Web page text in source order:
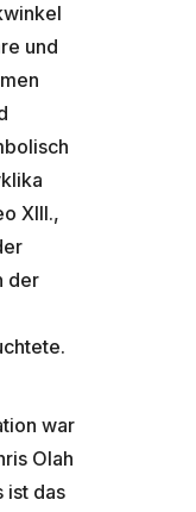
und
XIII.,
der
war
Olah
ist das